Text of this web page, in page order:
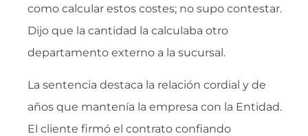
como calcular estos costes; no supo contestar.
Dijo que la cantidad la calculaba otro
departamento externo a la sucursal.
La sentencia destaca la relación cordial y de
años que mantenía la empresa con la Entidad.
El cliente firmó el contrato confiando